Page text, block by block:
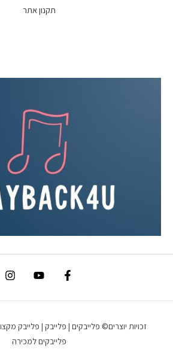
תקנון אתר
זכויות יוצרים© פלייבקים | פלייבק | פלייבק
פלייבקים למכירה